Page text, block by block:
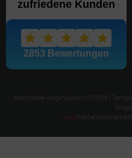
ersatzteile-original.com © 2026 |
mod ified eCommerce